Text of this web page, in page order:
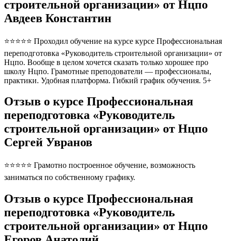
строительной организации» от Нцпо
Авдеев Константин
⭐⭐⭐⭐⭐ Проходил обучение на курсе курсе Профессиональная
переподготовка «Руководитель строительной организации» от
Нцпо. Вообще в целом хочется сказать только хорошее про
школу Нцпо. Грамотные преподователи — профессионалы,
практики. Удобная платформа. Гибкий график обучения. 5+
Отзыв о курсе Профессиональная
переподготовка «Руководитель
строительной организации» от Нцпо
Сергей Увранов
⭐⭐⭐⭐⭐ Грамотно построенное обучение, возможность
заниматься по собственному графику.
Отзыв о курсе Профессиональная
переподготовка «Руководитель
строительной организации» от Нцпо